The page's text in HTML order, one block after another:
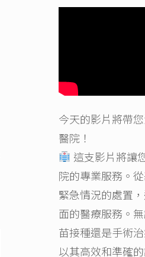
今天的影片將帶
醫院！
這支影片將讓
院的專業服務。
緊急情況的處置
面的醫療服務。
苗接種還是手術
以其高效和準確